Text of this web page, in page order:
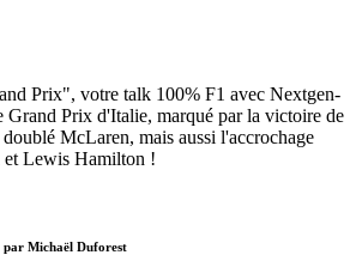
Prix", votre talk 100% F1 avec Nextgen-
Grand Prix d'Italie, marqué par la victoire de
McLaren, mais aussi l'accrochage
et Lewis Hamilton !
par Michaël Duforest